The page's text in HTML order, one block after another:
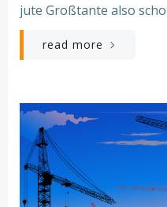
jute Großtante also
read more